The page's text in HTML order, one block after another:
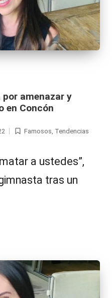
amenazar y
en Concón
Publicada
Famosos, Tendencias
a ustedes”,
tras un